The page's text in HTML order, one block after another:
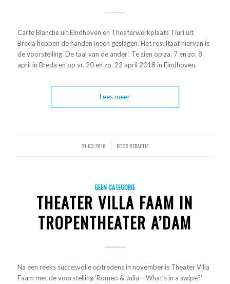
Carte Blanche uit Eindhoven en Theaterwerkplaats Tiuri uit
Breda hebben de handen ineen geslagen. Het resultaat hiervan is
de voorstelling ‘De taal van de ander’. Te zien op za. 7 en zo. 8
april in Breda en op vr. 20 en zo. 22 april 2018 in Eindhoven.
Lees meer
21-03-2018 DOOR REDACTIE
GEEN CATEGORIE
THEATER VILLA FAAM IN
TROPENTHEATER A’DAM
Na een reeks succesvolle optredens in november is Theater Villa
Faam met de voorstelling ‘Romeo & Julia – What’s in a swipe?’